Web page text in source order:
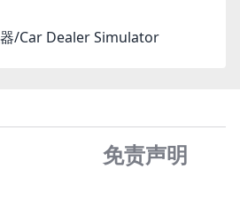
/Car Dealer Simulator
免责声明